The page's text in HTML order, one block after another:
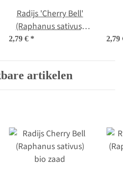
Radijs 'Cherry Bell'
(Raphanus sativus)
2,79 € * 2,79
artikelen